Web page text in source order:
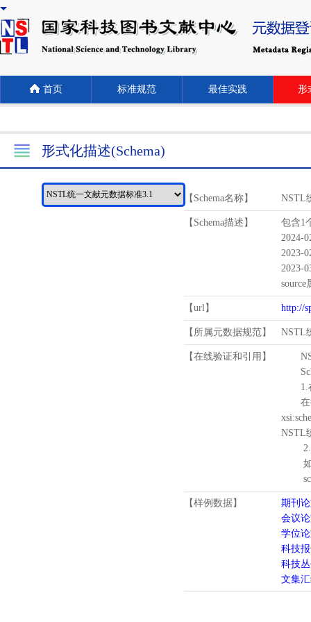
首页 标准规范 最佳实践 形
形式化描述(Schema)
【Schema名称】 NSTL
【Schema描述】
包含1
2024-
2023-
2023-
source
【url】 http://
【所属元数据规范】 NSTL
【在线验证和引用】
1.
在待
NSTL
2.
如需
【样例数据】
期刊
会议
学位
科技
科技
文集